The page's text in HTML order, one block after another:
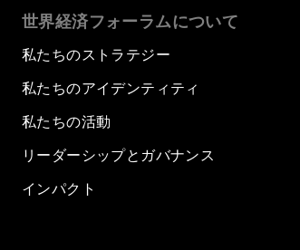
世界経済フォーラムについて
私たちのストラテジー
私たちのアイデンティティ
私たちの活動
リーダーシップとガバナンス
インパクト